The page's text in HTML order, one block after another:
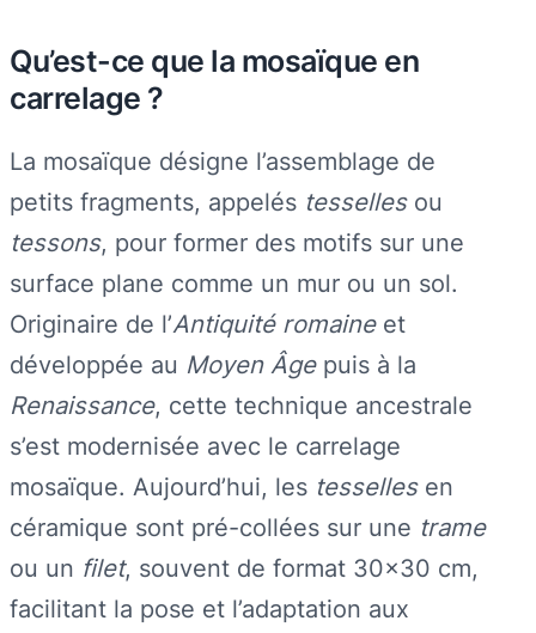
Qu’est-ce que la mosaïque en
carrelage ?
La mosaïque désigne l’assemblage de
petits fragments, appelés tessellesou
tessons, pour former des motifs sur une
surface plane comme un mur ou un sol.
Originaire de l’Antiquité romaineet
développée au Moyen Âgepuis à la
Renaissance, cette technique ancestrale
s’est modernisée avec le carrelage
mosaïque. Aujourd’hui, les tessellesen
céramique sont pré-collées sur une trame
ou un filet, souvent de format 30×30 cm,
facilitant la pose et l’adaptation aux